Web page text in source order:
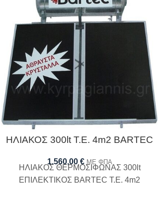
ΗΛΙΑΚΟΣ 300lt Τ.Ε. 4m2 BARTEC
1.560,00 € ΜΕ ΦΠΑ
ΗΛΙΑΚΟΣ ΘΕΡΜΟΣΙΦΩΝΑΣ 300lt
ΕΠΙΛΕΚΤΙΚΟΣ BARTEC Τ.Ε. 4m2